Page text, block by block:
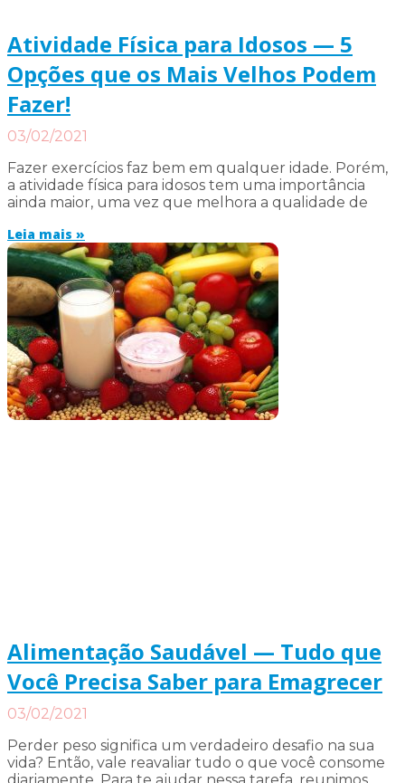
Atividade Física para Idosos — 5
Opções que os Mais Velhos Podem
Fazer!
03/02/2021
Fazer exercícios faz bem em qualquer idade. Porém,
a atividade física para idosos tem uma importância
ainda maior, uma vez que melhora a qualidade de
Leia mais »
Alimentação Saudável — Tudo que
Você Precisa Saber para Emagrecer
03/02/2021
Perder peso significa um verdadeiro desafio na sua
vida? Então, vale reavaliar tudo o que você consome